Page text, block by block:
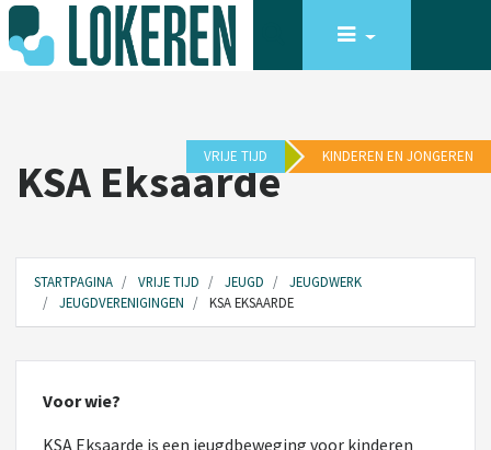
VRIJE TIJD KINDEREN EN JONGEREN
KSA Eksaarde
STARTPAGINA VRIJE TIJD JEUGD
JEUGDWERK
JEUGDVERENIGINGEN
KSA EKSAARDE
Voor wie?
KSA Eksaarde is een jeugdbeweging voor kinderen